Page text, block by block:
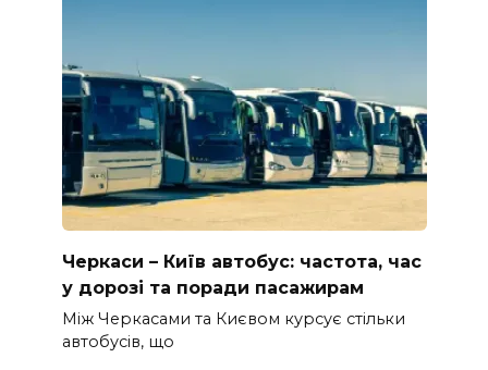
Черкаси – Київ автобус: частота, час
у дорозі та поради пасажирам
Між Черкасами та Києвом курсує стільки
автобусів, що